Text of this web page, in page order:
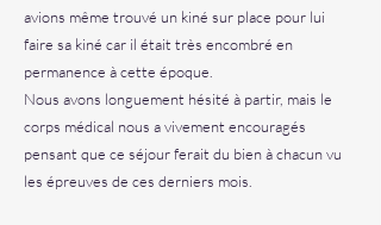
avions même trouvé un kiné sur place pour lui
faire sa kiné car il était très encombré en
permanence à cette époque.
Nous avons longuement hésité à partir, mais le
corps médical nous a vivement encouragés
pensant que ce séjour ferait du bien à chacun vu
les épreuves de ces derniers mois.